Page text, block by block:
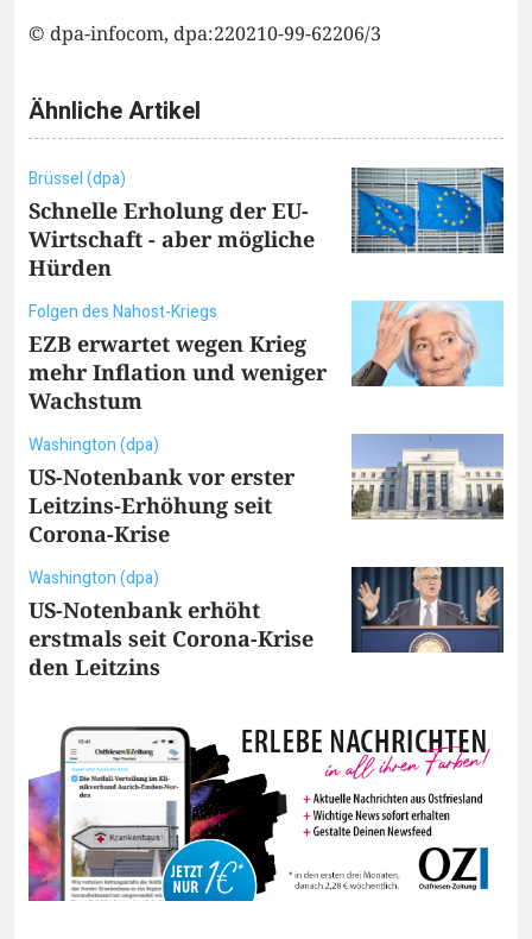
© dpa-infocom, dpa:220210-99-62206/3
Ähnliche Artikel
Brüssel (dpa)
Schnelle Erholung der EU-
Wirtschaft - aber mögliche
Hürden
Folgen des Nahost-Kriegs
EZB erwartet wegen Krieg
mehr Inflation und weniger
Wachstum
Washington (dpa)
US-Notenbank vor erster
Leitzins-Erhöhung seit
Corona-Krise
Washington (dpa)
US-Notenbank erhöht
erstmals seit Corona-Krise
den Leitzins